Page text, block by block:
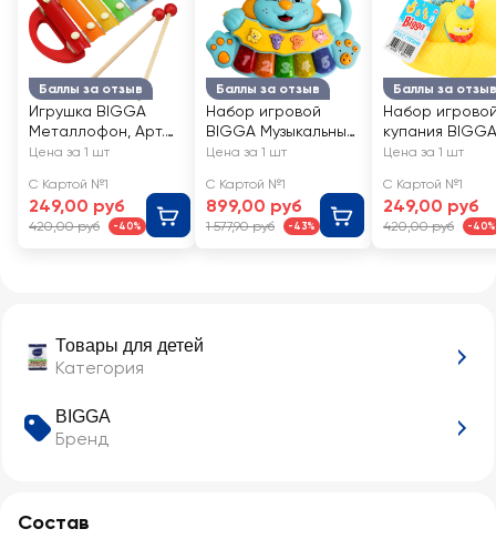
Товары для детей
Категория
BIGGA
Бренд
Состав
Баллы за отзыв
Игрушка BIGGA
Металлофон, Арт.
YJ080250122
Цена за 1 шт
С Картой №1
249,00 руб
420,00 руб -40%
Баллы за отзыв
Набор игровой
BIGGA Музыкальные
инструменты, Арт.
Цена за 1 шт
С Картой №1
899,00 руб
1 577,90 руб -43%
Баллы за отзыв
Набор
купания BIGGA
Утка с
Цена за 1 шт
С Картой №1
249,00 руб
420,00 руб -40%